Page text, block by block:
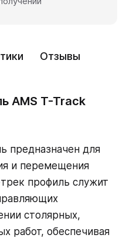
Отзывы
AMS T-Track
предназначен для
и перемещения
профиль служит
столярных,
работ, обеспечивая